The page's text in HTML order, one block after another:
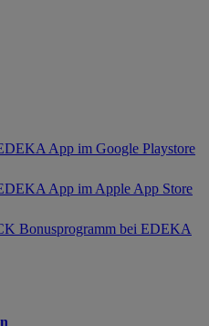
App im Google Playstore
App im Apple App Store
Bonusprogramm bei EDEKA